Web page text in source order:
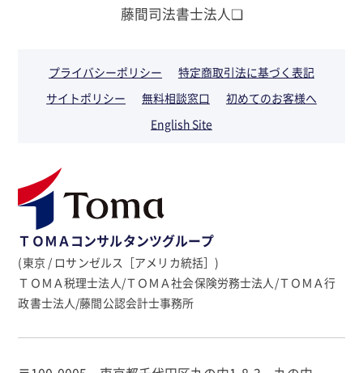
藤間司法書士法人❏
プライバシーポリシー
特定商取引法に基づく表記
サイトポリシー
無料相談窓口
初めてのお客様へ
English Site
ＴＯＭＡコンサルタンツグループ
(東京 / ロサンゼルス［アメリカ統括］)
ＴＯＭＡ税理士法人/ＴＯＭＡ社会保険労務士法人/ＴＯＭＡ行
政書士法人/藤間公認会計士事務所